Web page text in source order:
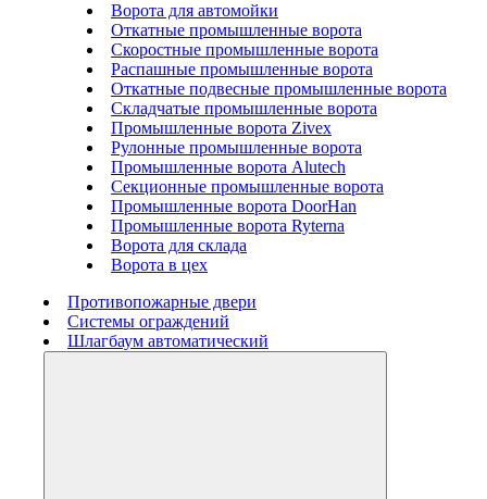
Ворота для автомойки
Откатные промышленные ворота
Скоростные промышленные ворота
Распашные промышленные ворота
Откатные подвесные промышленные ворота
Складчатые промышленные ворота
Промышленные ворота Zivex
Рулонные промышленные ворота
Промышленные ворота Alutech
Секционные промышленные ворота
Промышленные ворота DoorHan
Промышленные ворота Ryterna
Ворота для склада
Ворота в цех
Противопожарные двери
Системы ограждений
Шлагбаум автоматический